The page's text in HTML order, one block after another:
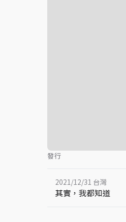
發行
2021/12/31 台灣
其實，我都知道